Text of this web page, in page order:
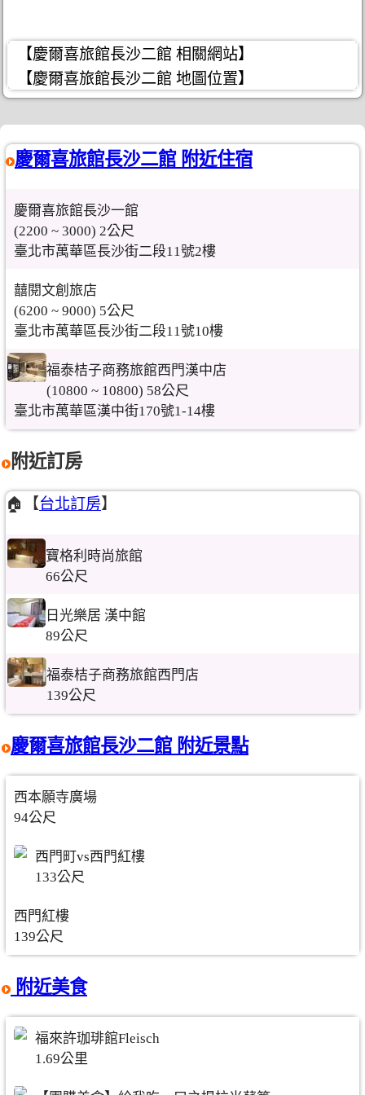
【慶爾喜旅館長沙二館 相關網站】
【慶爾喜旅館長沙二館 地圖位置】
慶爾喜旅館長沙二館 附近住宿
慶爾喜旅館長沙一館
(2200 ~ 3000) 2公尺
臺北市萬華區長沙街二段11號2樓
囍閱文創旅店
(6200 ~ 9000) 5公尺
臺北市萬華區長沙街二段11號10樓
福泰桔子商務旅館西門漢中店
(10800 ~ 10800) 58公尺
臺北市萬華區漢中街170號1-14樓
附近訂房
🏠【台北訂房】
寶格利時尚旅館
66公尺
日光樂居 漢中館
89公尺
福泰桔子商務旅館西門店
139公尺
慶爾喜旅館長沙二館 附近景點
西本願寺廣場
94公尺
西門町vs西門紅樓
133公尺
西門紅樓
139公尺
附近美食
福來許珈琲館Fleisch
1.69公里